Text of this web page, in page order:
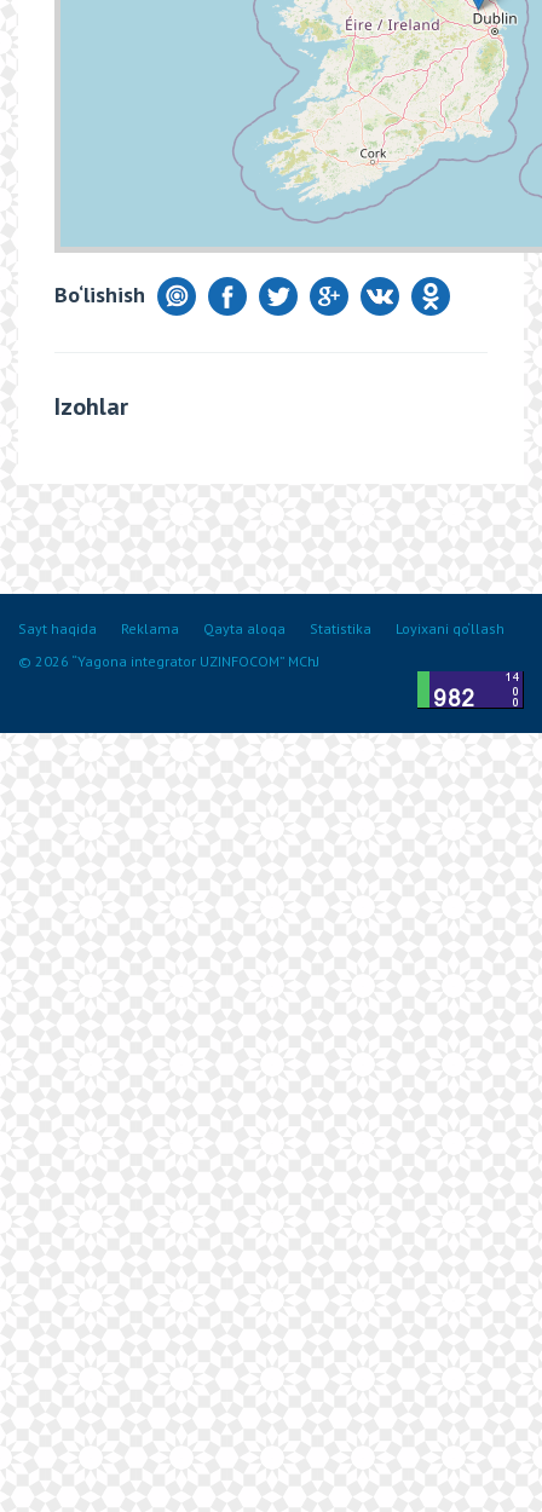
Bo‘lishish
Izohlar
Sayt haqida Reklama Qayta aloqa Statistika
Loyixani qo‘llash
© 2026 “Yagona integrator UZINFOCOM” MChJ